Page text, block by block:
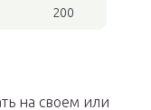
200
на своем или